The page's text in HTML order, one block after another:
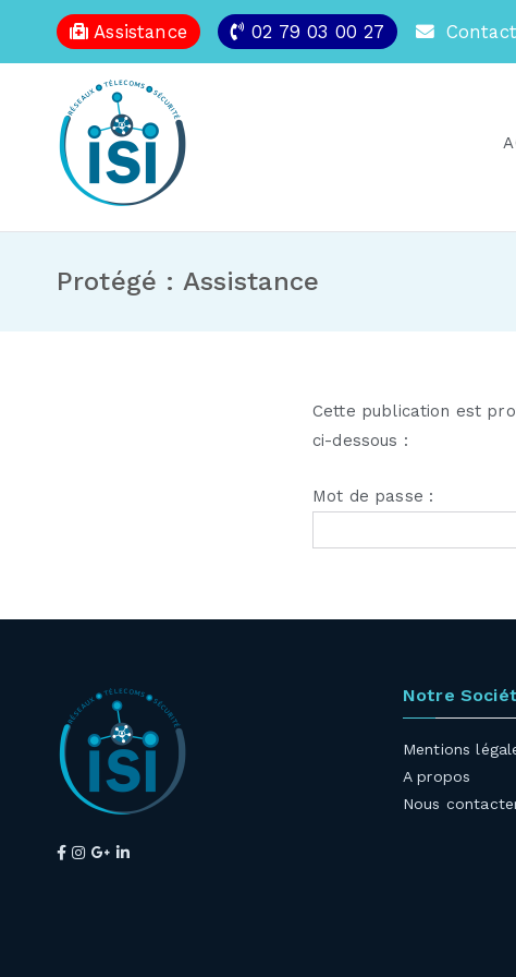
Assistance 02 79 03 00 27
Protégé : Assistance
Cette publication est
ci-dessous :
Mot de passe :
Notre
Mentions
A propos
Nous